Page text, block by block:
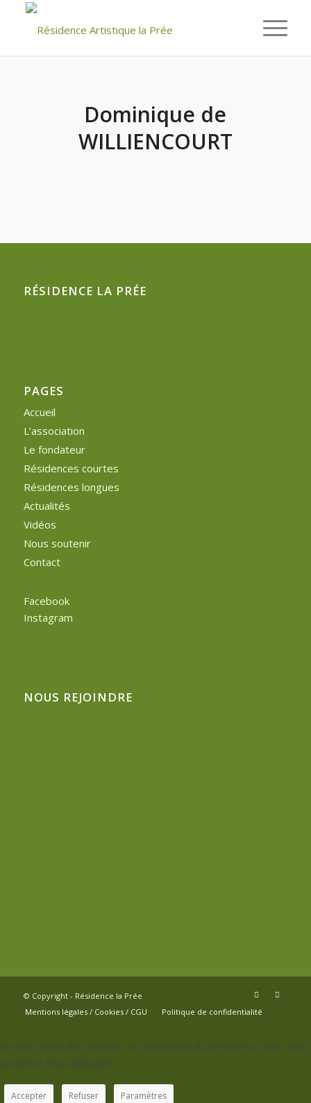
Dominique de
WILLIENCOURT
RÉSIDENCE LA PRÉE
PAGES
Accueil
L’association
Le fondateur
Résidences courtes
Résidences longues
Actualités
Vidéos
Nous soutenir
Contact
Facebook
Instagram
NOUS REJOINDRE
© Copyright - Résidence la Prée
Mentions légales / Cookies / CGU
Politique de confidentialité
Ce site utilise des cookies. En continuant à parcourir ce site, vous
acceptez leur utilisation.
Accepter Refuser Paramètres